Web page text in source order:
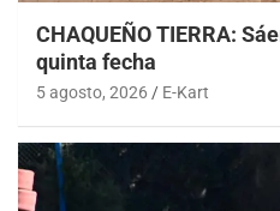
CHAQUEÑO TIERRA:
quinta fecha
5 agosto, 2026 E-Kart